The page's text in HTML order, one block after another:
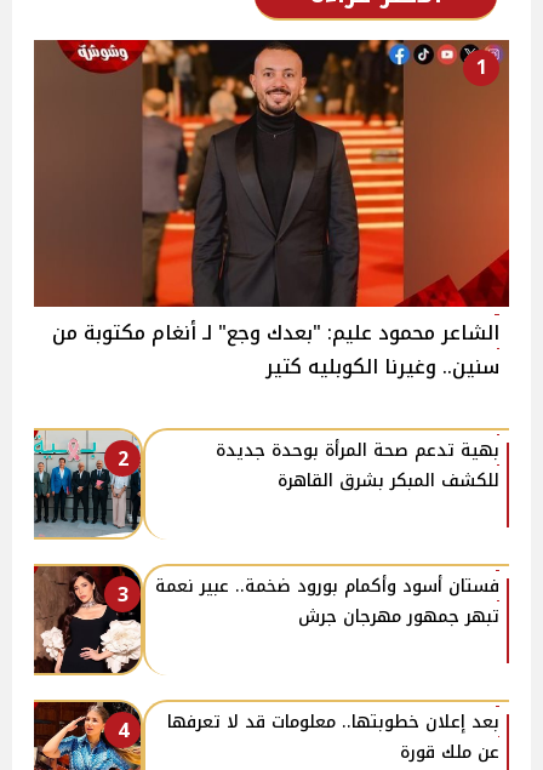
1
الشاعر محمود عليم: "بعدك وجع" لـ أنغام مكتوبة من
سنين.. وغيرنا الكوبليه كتير
2
بهية تدعم صحة المرأة بوحدة جديدة
للكشف المبكر بشرق القاهرة
3
فستان أسود وأكمام بورود ضخمة.. عبير نعمة
تبهر جمهور مهرجان جرش
4
بعد إعلان خطوبتها.. معلومات قد لا تعرفها
عن ملك قورة